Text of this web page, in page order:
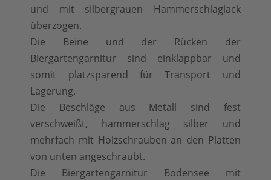
und mit silbergrauen Hammerschlaglack
überzogen.
Die Beine und der Rücken der
Biergartengarnitur sind einklappbar und
somit platzsparend für Transport und
Lagerung.
Die Beschläge aus Metall sind fest
verschweißt, hammerschlag silber und
mehrfach mit Holzschrauben an den Platten
von unten angeschraubt.
Die Biergartengarnitur Bodensee mit